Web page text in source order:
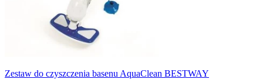
Zestaw do czyszczenia basenu AquaClean BESTWAY